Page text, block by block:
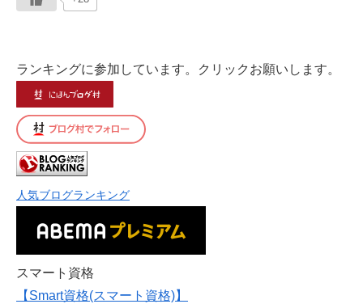
ランキングに参加しています。クリックお願いします。
人気ブログランキング
スマート資格
【Smart資格(スマート資格)】